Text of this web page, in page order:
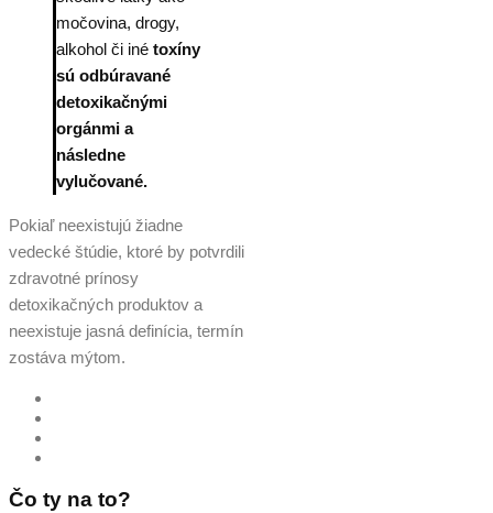
močovina, drogy,
alkohol či iné toxíny
sú odbúravané
detoxikačnými
orgánmi a
následne
vylučované.
Pokiaľ neexistujú žiadne
vedecké štúdie, ktoré by potvrdili
zdravotné prínosy
detoxikačných produktov a
neexistuje jasná definícia, termín
zostáva mýtom.
Čo ty na to?